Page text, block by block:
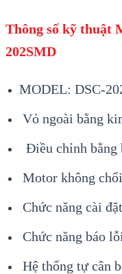
Thông số kỹ thuật
202SMD
MODEL: DSC-
Vỏ ngoài bằng
Điều chỉnh
Motor không
Chức năng cài
Chức năng báo
Hệ thống tự cân